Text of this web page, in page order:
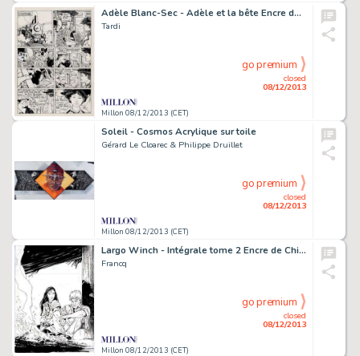
Adèle Blanc-Sec - Adèle et la bête Encre de Chine pour la planche
Tardi
Millon 08/12/2013 (CET)
closed
08/12/2013
go premium
Soleil - Cosmos Acrylique sur toile
Gérard Le Cloarec & Philippe Druillet
Millon 08/12/2013 (CET)
closed
08/12/2013
go premium
Largo Winch - Intégrale tome 2 Encre de Chine pour la couverture
Francq
Millon 08/12/2013 (CET)
closed
08/12/2013
go premium